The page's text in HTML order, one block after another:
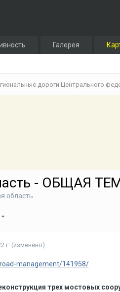
Галерея
дороги Центрального
- ОБЩАЯ
область
г. (изменено)
management/141958/
трех мостовых